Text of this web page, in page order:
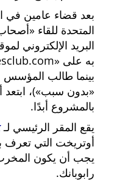
بعد قضاء عامين في
المتحدة للقاء
البريد الإلكتروني
به على
بينما طالب المؤسس
بدون سبب )،
بالمشروع أبدًا.
يقع المقر الرئيسي لـ
أوتريخت التي تعرف
يجب أن يكون
رابوبانك.